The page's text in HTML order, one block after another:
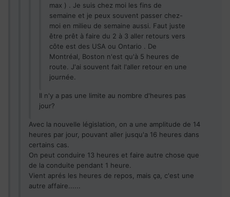
max ) . Je suis chez moi les fins de
semaine et je peux souvent passer chez-
moi en milieu de semaine aussi. Faut juste
être prêt à faire du 2 à 3 aller retours vers
côte est des USA ou Ontario . De
Montréal, Boston n'est qu'à 5 heures de
route. J'ai souvent fait l'aller retour en une
journée.
Il n'y a pas une limite au nombre d'heures pas
jour?
Avec la nouvelle législation, on a une amplitude de 14
heures par jour, pouvant aller jusqu'a 16 heures dans
certains cas.
On peut conduire 13 heures et faire autre chose que
de la conduite pendant 1 heure.
Vient aprés les heures de repos, mais ça, c'est une
autre affaire......